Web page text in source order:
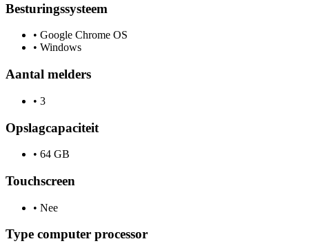
Besturingssysteem
• Google Chrome OS
• Windows
Aantal melders
• 3
Opslagcapaciteit
• 64 GB
Touchscreen
• Nee
Type computer processor